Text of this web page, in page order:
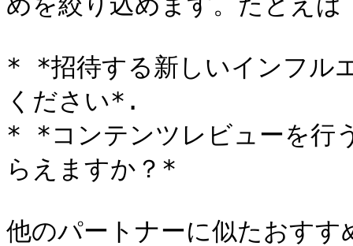
* *招待する新しいインフル
ください*.
* *コンテンツレビューを行
らえますか？*
他のパートナーに似たおす